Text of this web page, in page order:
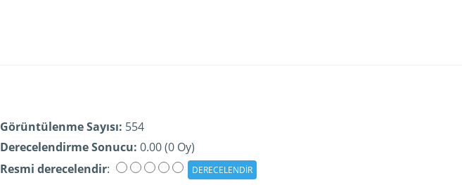
Görüntülenme Sayısı: 554
Derecelendirme Sonucu: 0.00 (0 Oy)
Resmi derecelendir: